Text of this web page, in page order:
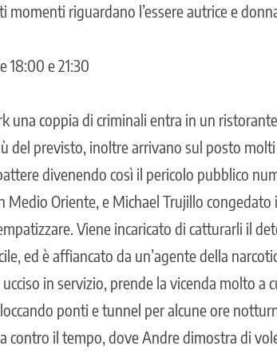
momenti riguardano l’essere autrice e
18:00 e 21:30
una coppia di criminali entra in un
del previsto, inoltre arrivano sul posto
divenendo così il pericolo pubblico
Medio Oriente, e Michael Trujillo
Viene incaricato di catturarli il
ed è affiancato da un’agente della
in servizio, prende la vicenda molto a
ponti e tunnel per alcune ore
contro il tempo, dove Andre dimostra di